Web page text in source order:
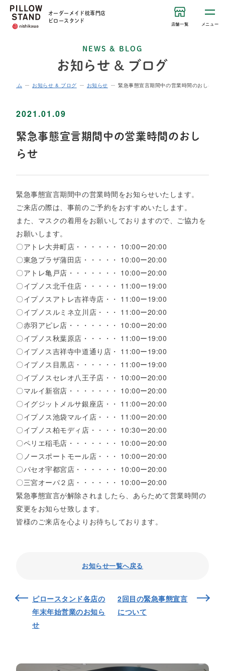
オーダーメイド枕専門店
ピロースタンド
店舗一覧 メニュー
NEWS & BLOG
お知らせ & ブログ
ホーム お知らせ & ブログ お知らせ 緊急事態宣言期間中の営業時間のおしらせ
2021.01.09
緊急事態宣言期間中の営業時間のおし
らせ
緊急事態宣言期間中の営業時間をお知らせいたします。
ご来店の際は、事前のご予約をおすすめいたします。
また、マスクの着用をお願いしておりますので、ご協力を
お願いします。
〇アトレ大井町店・・・・・・ 10:00ー20:00
〇東急プラザ蒲田店・・・・・ 10:00ー20:00
〇アトレ亀戸店・・・・・・・ 10:00ー20:00
〇イプノス北千住店・・・・・ 11:00ー19:00
〇イプノスアトレ吉祥寺店・・ 11:00ー19:00
〇イプノスルミネ立川店・・・ 11:00ー20:00
〇赤羽アピレ店・・・・・・・ 10:00ー20:00
〇イプノス秋葉原店・・・・・ 11:00ー19:00
〇イプノス吉祥寺中道通り店・ 11:00ー19:00
〇イプノス目黒店・・・・・・ 11:00ー19:00
〇イプノスセレオ八王子店・・ 10:00ー20:00
〇マルイ新宿店・・・・・・・ 10:00ー20:00
〇イグジットメルサ銀座店・・ 11:00ー20:00
〇イプノス池袋マルイ店・・・ 11:00ー20:00
〇イプノス柏モディ店・・・・ 10:30ー20:00
〇ペリエ稲毛店・・・・・・・ 10:00ー20:00
〇ノースポートモール店・・・ 10:00ー20:00
〇パセオ宇都宮店・・・・・・ 10:00ー20:00
〇三宮オーパ２店・・・・・・ 10:00ー20:00
緊急事態宣言が解除されましたら、あらためて営業時間の
変更をお知らせ致します。
皆様のご来店を心よりお待ちしております。
お知らせ一覧へ戻る
ピロースタンド各店の
年末年始営業のお知ら
せ
2回目の緊急事態宣言
について